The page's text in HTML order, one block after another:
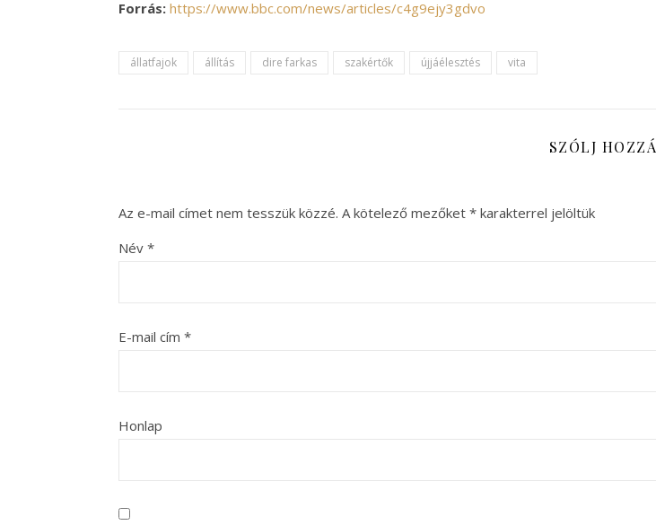
Forrás: https://www.bbc.com/news/articles/c4g9ejy3gdvo
állatfajok állítás dire farkas szakértők újjáélesztés vita
SZÓLJ HOZZÁ
Az e-mail címet nem tesszük közzé. A kötelező mezőket * karakterrel jelöltük
Név *
E-mail cím *
Honlap